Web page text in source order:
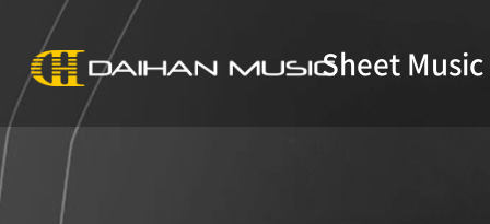
Sheet Music